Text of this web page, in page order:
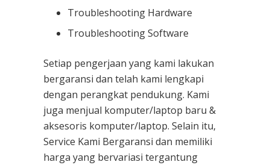
Troubleshooting Hardware
Troubleshooting Software
Setiap pengerjaan yang kami lakukan
bergaransi dan telah kami lengkapi
dengan perangkat pendukung. Kami
juga menjual komputer/laptop baru &
aksesoris komputer/laptop. Selain itu,
Service Kami Bergaransi dan memiliki
harga yang bervariasi tergantung